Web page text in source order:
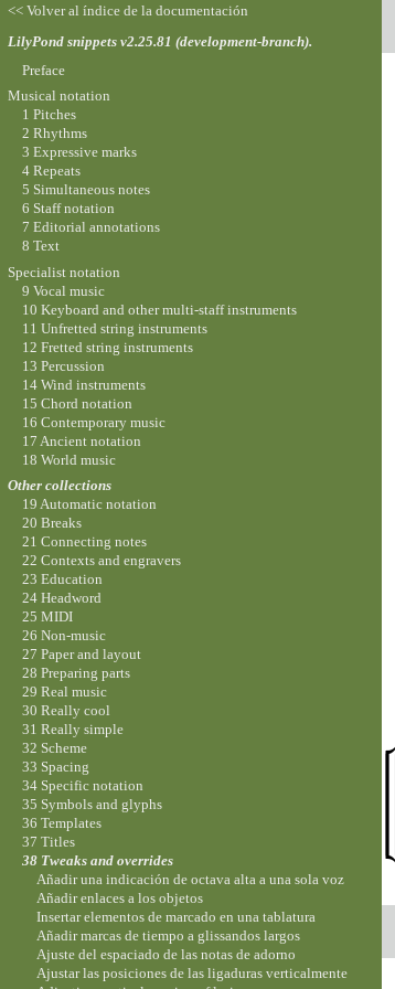
<< Volver al índice de la documentación
LilyPond snippets v2.25.81 (development-branch).
Preface
Musical notation
1 Pitches
2 Rhythms
3 Expressive marks
4 Repeats
5 Simultaneous notes
6 Staff notation
7 Editorial annotations
8 Text
Specialist notation
9 Vocal music
10 Keyboard and other multi-staff instruments
11 Unfretted string instruments
12 Fretted string instruments
13 Percussion
14 Wind instruments
15 Chord notation
16 Contemporary music
17 Ancient notation
18 World music
Other collections
19 Automatic notation
20 Breaks
21 Connecting notes
22 Contexts and engravers
23 Education
24 Headword
25 MIDI
26 Non-music
27 Paper and layout
28 Preparing parts
29 Real music
30 Really cool
31 Really simple
32 Scheme
33 Spacing
34 Specific notation
35 Symbols and glyphs
36 Templates
37 Titles
38 Tweaks and overrides
Añadir una indicación de octava alta a una sola voz
Añadir enlaces a los objetos
Insertar elementos de marcado en una tablatura
Añadir marcas de tiempo a glissandos largos
Ajuste del espaciado de las notas de adorno
Ajustar las posiciones de las ligaduras verticalmente